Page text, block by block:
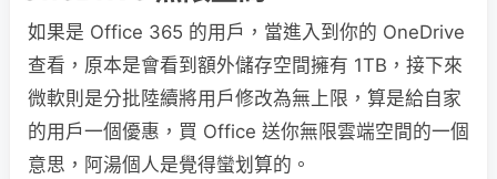
如果是 Office 365 的用戶，當進入到你的 OneDrive
查看，原本是會看到額外儲存空間擁有 1TB，接下來
微軟則是分批陸續將用戶修改為無上限，算是給自家
的用戶一個優惠，買 Office 送你無限雲端空間的一個
意思，阿湯個人是覺得蠻划算的。